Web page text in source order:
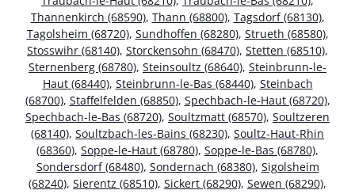
Thannenkirch (68590), Thann (68800), Tagsdorf (68130),
Tagolsheim (68720), Sundhoffen (68280), Strueth (68580),
Stosswihr (68140), Storckensohn (68470), Stetten (68510),
Sternenberg (68780), Steinsoultz (68640), Steinbrunn-le-
Haut (68440), Steinbrunn-le-Bas (68440), Steinbach
(68700), Staffelfelden (68850), Spechbach-le-Haut (68720),
Spechbach-le-Bas (68720), Soultzmatt (68570), Soultzeren
(68140), Soultzbach-les-Bains (68230), Soultz-Haut-Rhin
(68360), Soppe-le-Haut (68780), Soppe-le-Bas (68780),
Sondersdorf (68480), Sondernach (68380), Sigolsheim
(68240), Sierentz (68510), Sickert (68290), Sewen (68290),